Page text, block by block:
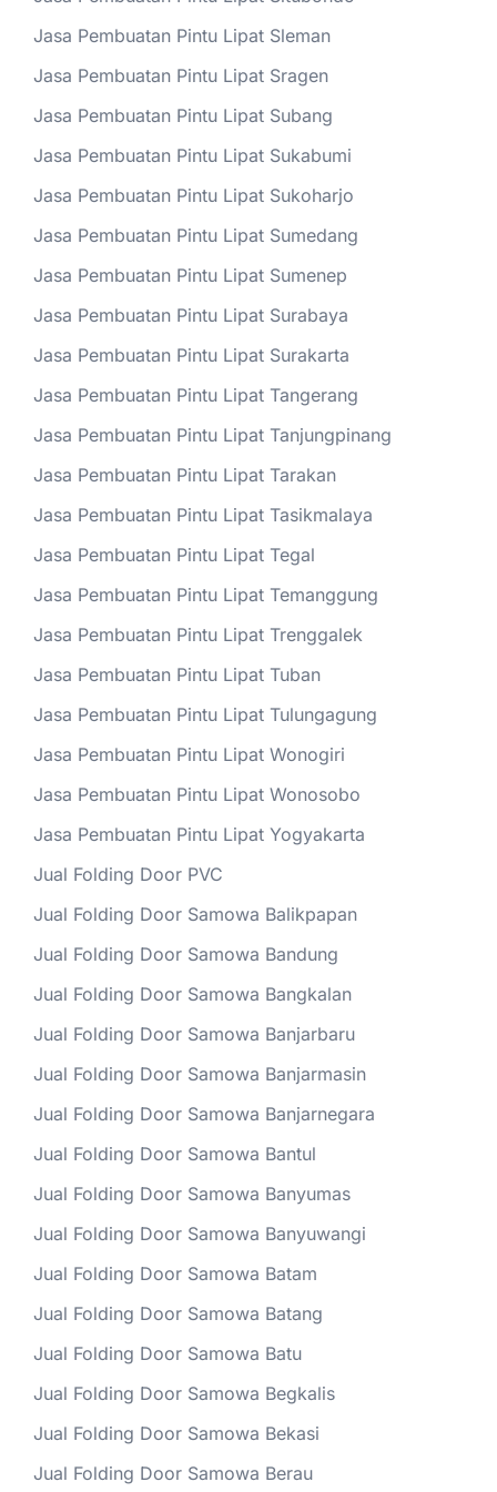
Jasa Pembuatan Pintu Lipat Sleman
Jasa Pembuatan Pintu Lipat Sragen
Jasa Pembuatan Pintu Lipat Subang
Jasa Pembuatan Pintu Lipat Sukabumi
Jasa Pembuatan Pintu Lipat Sukoharjo
Jasa Pembuatan Pintu Lipat Sumedang
Jasa Pembuatan Pintu Lipat Sumenep
Jasa Pembuatan Pintu Lipat Surabaya
Jasa Pembuatan Pintu Lipat Surakarta
Jasa Pembuatan Pintu Lipat Tangerang
Jasa Pembuatan Pintu Lipat Tanjungpinang
Jasa Pembuatan Pintu Lipat Tarakan
Jasa Pembuatan Pintu Lipat Tasikmalaya
Jasa Pembuatan Pintu Lipat Tegal
Jasa Pembuatan Pintu Lipat Temanggung
Jasa Pembuatan Pintu Lipat Trenggalek
Jasa Pembuatan Pintu Lipat Tuban
Jasa Pembuatan Pintu Lipat Tulungagung
Jasa Pembuatan Pintu Lipat Wonogiri
Jasa Pembuatan Pintu Lipat Wonosobo
Jasa Pembuatan Pintu Lipat Yogyakarta
Jual Folding Door PVC
Jual Folding Door Samowa Balikpapan
Jual Folding Door Samowa Bandung
Jual Folding Door Samowa Bangkalan
Jual Folding Door Samowa Banjarbaru
Jual Folding Door Samowa Banjarmasin
Jual Folding Door Samowa Banjarnegara
Jual Folding Door Samowa Bantul
Jual Folding Door Samowa Banyumas
Jual Folding Door Samowa Banyuwangi
Jual Folding Door Samowa Batam
Jual Folding Door Samowa Batang
Jual Folding Door Samowa Batu
Jual Folding Door Samowa Begkalis
Jual Folding Door Samowa Bekasi
Jual Folding Door Samowa Berau